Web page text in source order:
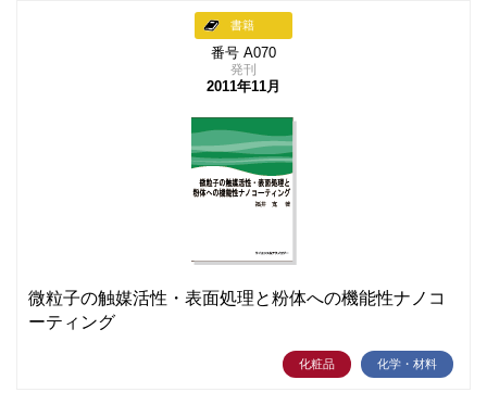
書籍
番号 A070
発刊
2011年11月
微粒子の触媒活性・表面処理と粉体への機能性ナノコ
ーティング
化粧品 化学・材料